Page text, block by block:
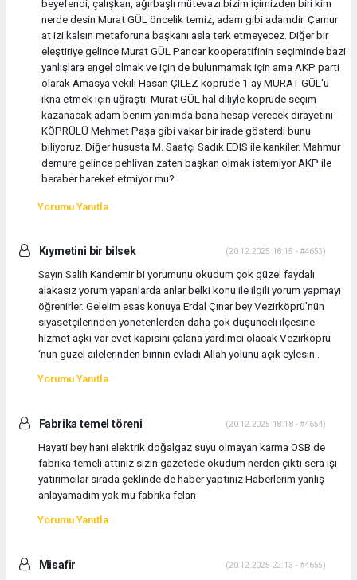
beyefendi, çalışkan, ağırbaşlı mütevazı bizim içimizden biri kim
nerde desin Murat GÜL öncelik temiz, adam gibi adamdir. Çamur
at izi kalsın metaforuna başkanı asla terk etmeyecez. Diğer bir
eleştiriye gelince Murat GÜL Pancar kooperatifinin seçiminde bazi
yanlışlara engel olmak ve için de bulunmamak için ama AKP parti
olarak Amasya vekili Hasan ÇILEZ köprüde 1 ay MURAT GÜL'ü
ikna etmek için uğraştı. Murat GÜL hal diliyle köprüde seçim
kazanacak adam benim yanımda bana hesap verecek dirayetini
KÖPRÜLÜ Mehmet Paşa gibi vakar bir irade gösterdi bunu
biliyoruz. Diğer hususta M. Saatçi Sadık EDIS ile kankiler. Mahmur
demure gelince pehlivan zaten başkan olmak istemiyor AKP ile
beraber hareket etmiyor mu?
Yorumu Yanıtla
Kıymetini bir bilsek (20.12.2025 18:15 - #4653)
Sayın Salih Kandemir bi yorumunu okudum çok güzel faydalı
alakasız yorum yapanlarda anlar belki konu ile ilgili yorum yapmayı
öğrenirler. Gelelim esas konuya Erdal Çınar bey Vezirköprü’nün
siyasetçilerinden yönetenlerden daha çok düşünceli ilçesine
hizmet aşkı var evet kapısını çalana yardımcı olacak Vezirköprü
‘nün güzel ailelerinden birinin evladı Allah yolunu açık eylesin .
Yorumu Yanıtla
Fabrika temel töreni (20.12.2025 18:18 - #4654)
Hayati bey hani elektrik doğalgaz suyu olmayan karma OSB de
fabrika temeli attınız sizin gazetede okudum nerden çıktı sera işi
yatırımcılar sırada şeklinde de haber yaptınız Haberlerim yanlış
anlayamadım yok mu fabrika felan
Yorumu Yanıtla
Misafir (20.12.2025 22:13 - #4655)